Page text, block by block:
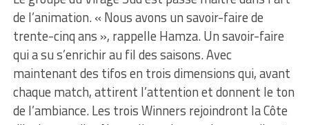
de l’animation. « Nous avons un savoir-faire de
trente-cinq ans », rappelle Hamza. Un savoir-faire
qui a su s’enrichir au fil des saisons. Avec
maintenant des tifos en trois dimensions qui, avant
chaque match, attirent l’attention et donnent le ton
de l’ambiance. Les trois Winners rejoindront la Côte